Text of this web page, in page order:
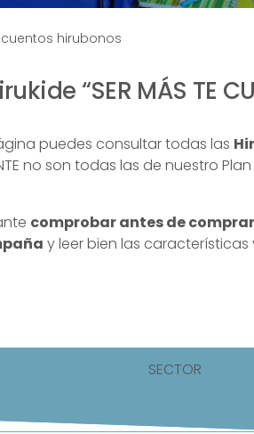
hirubonos
“SER MÁS TE
puedes consultar todas las
no son todas las de nuestro
comprobar antes de
y leer bien las
SECTOR